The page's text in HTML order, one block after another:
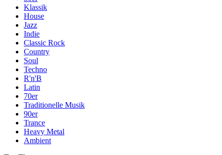
Klassik
House
Jazz
Indie
Classic Rock
Country
Soul
Techno
R'n'B
Latin
70er
Traditionelle Musik
90er
Trance
Heavy Metal
Ambient